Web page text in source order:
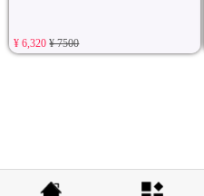
¥ 6,320¥ 7500